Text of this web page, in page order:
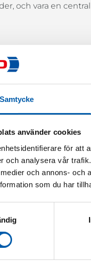
Samtycke
använder cookies
för att
och analysera vår
och annons- och
som du har
och vara en
kommer du att:
ventilationsservice
resultat och
och
och övrig
och offentliga
samt skapa
samt bidra
och har
mål.
du tydlig, trygg och
förutsättningar.